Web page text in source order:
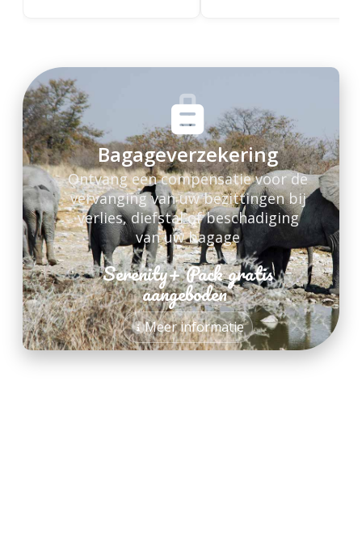
*
Bagageverzekering
Ontvang een compensatie voor de
vervanging van uw bezittingen bij
verlies, diefstal of beschadiging
van uw bagage
Serenity+ Pack gratis
aangeboden*
Meer informatie